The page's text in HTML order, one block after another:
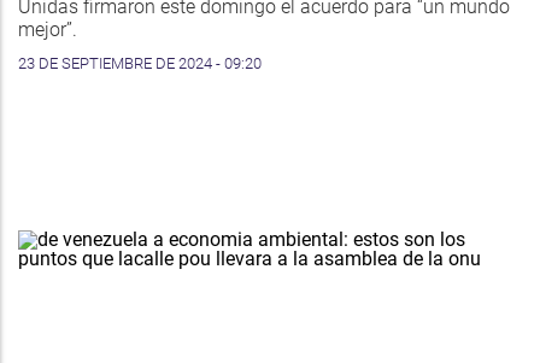
Unidas firmaron este domingo el acuerdo para “un mundo
mejor”.
23 DE SEPTIEMBRE DE 2024 - 09:20